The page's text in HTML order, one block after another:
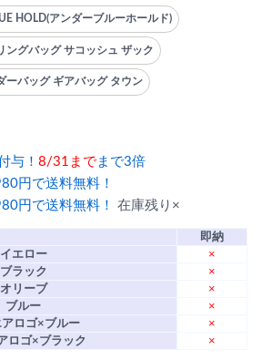
HOLD(アンダーブルーホールド)
ングバッグ サコッシュ ザック
ーバッグ ギアバッグ タウン
与！ 8/31まで まで3倍
円で送料無料！
円で送料無料！ 在庫残り×
即納
イエロー
×
ブラック
×
オリーブ
×
ブルー
×
アロゴ×ブルー
×
ロゴ×ブラック
×